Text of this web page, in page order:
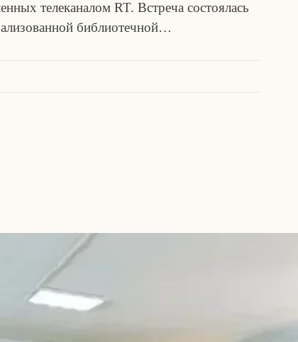
телеканалом RT. Встреча состоялась
библиотечной…